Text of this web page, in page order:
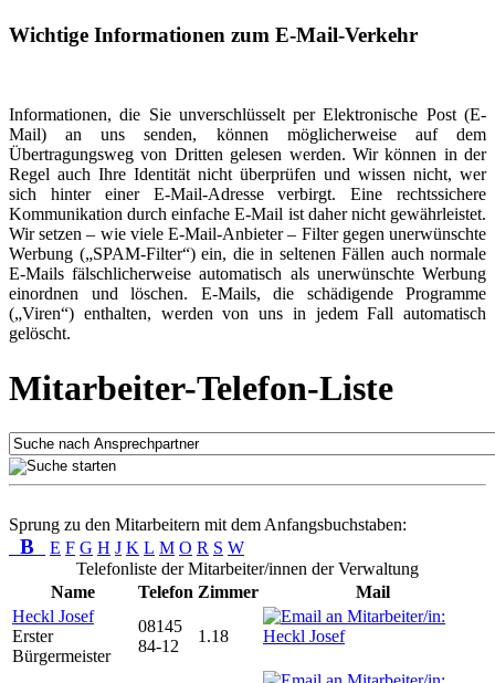
Wichtige Informationen zum E-Mail-Verkehr
Informationen, die Sie unverschlüsselt per Elektronische Post (E-
Mail) an uns senden, können möglicherweise auf dem
Übertragungsweg von Dritten gelesen werden. Wir können in der
Regel auch Ihre Identität nicht überprüfen und wissen nicht, wer
sich hinter einer E-Mail-Adresse verbirgt. Eine rechtssichere
Kommunikation durch einfache E-Mail ist daher nicht gewährleistet.
Wir setzen – wie viele E-Mail-Anbieter – Filter gegen unerwünschte
Werbung („SPAM-Filter“) ein, die in seltenen Fällen auch normale
E-Mails fälschlicherweise automatisch als unerwünschte Werbung
einordnen und löschen. E-Mails, die schädigende Programme
(„Viren“) enthalten, werden von uns in jedem Fall automatisch
gelöscht.
Mitarbeiter-Telefon-Liste
Sprung zu den Mitarbeitern mit dem Anfangsbuchstaben:
B E F G H J K L M O R S W
Telefonliste der Mitarbeiter/innen der Verwaltung
Name
Telefon Zimmer
Mail
Heckl Josef
Erster
Bürgermeister
08145
84-12
1.18